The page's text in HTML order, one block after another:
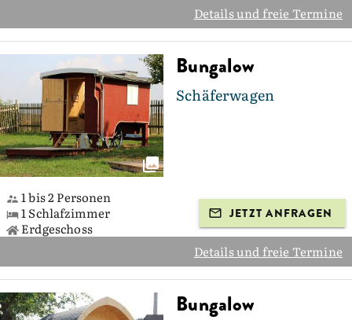
Details und freie Termine
Bungalow
Schäferwagen
1 bis 2 Personen
1 Schlafzimmer
Erdgeschoss
JETZT ANFRAGEN
Details und freie Termine
Bungalow